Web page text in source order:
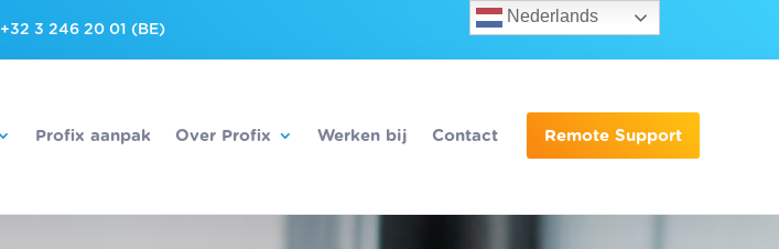
+32 3 246 20 01 (BE)
Profix aanpak Over Profix Werken bij Contact Remote Support
Nederlands